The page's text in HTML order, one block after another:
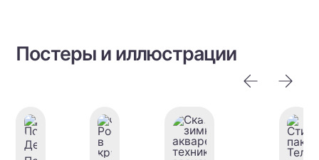
Постеры и иллюстрации
День